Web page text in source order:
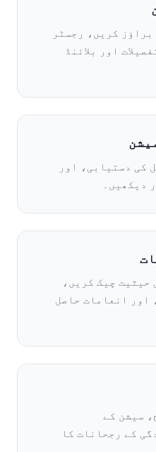
کریں، رجسٹر
اور بلائنڈ
کی دستیابی، اور
دیکھیں۔
حیثیت چیک کریں،
اور انعامات حاصل
سیشن کے
کے رجحانات کا